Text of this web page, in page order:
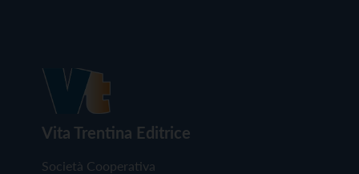
Vita Trentina Editrice
Società Cooperativa